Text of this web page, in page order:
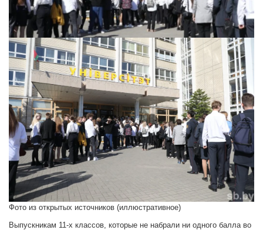
Фото из открытых источников (иллюстративное)
Выпускникам 11-х классов, которые не набрали ни одного балла во